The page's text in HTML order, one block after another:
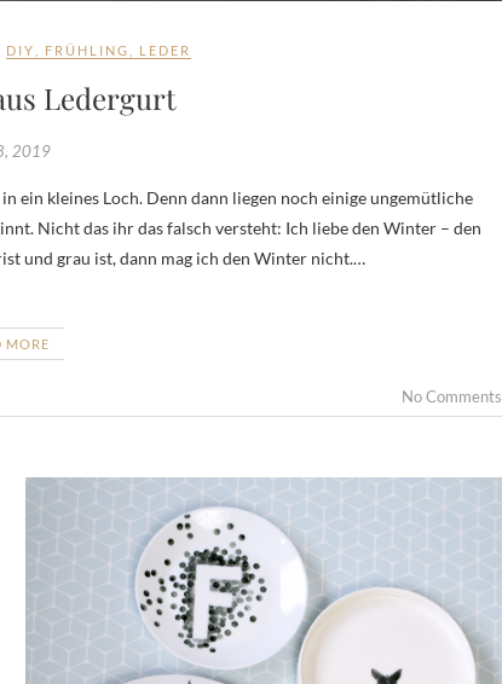
DIY FRÜHLING LEDER
Ledergurt
2019
Nicht das ihr das falsch versteht: Ich liebe den Winter – den
und grau ist, dann mag ich den Winter nicht.…
MORE
No Comments